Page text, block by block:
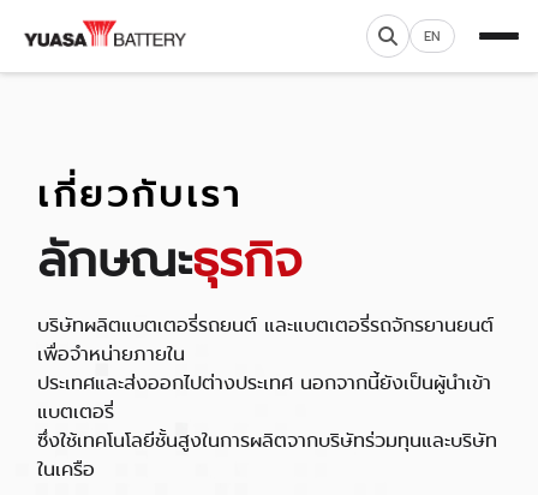
EN
เกี่ยวกับเรา
ลักษณะธุรกิจ
บริษัทผลิตแบตเตอรี่รถยนต์ และแบตเตอรี่รถจักรยานยนต์
เพื่อจำหน่ายภายใน
ประเทศและส่งออกไปต่างประเทศ นอกจากนี้ยังเป็นผู้นำเข้า
แบตเตอรี่
ซึ่งใช้เทคโนโลยีชั้นสูงในการผลิตจากบริษัทร่วมทุนและบริษัท
ในเครือ